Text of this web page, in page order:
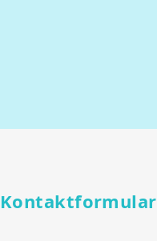
Kontaktformular